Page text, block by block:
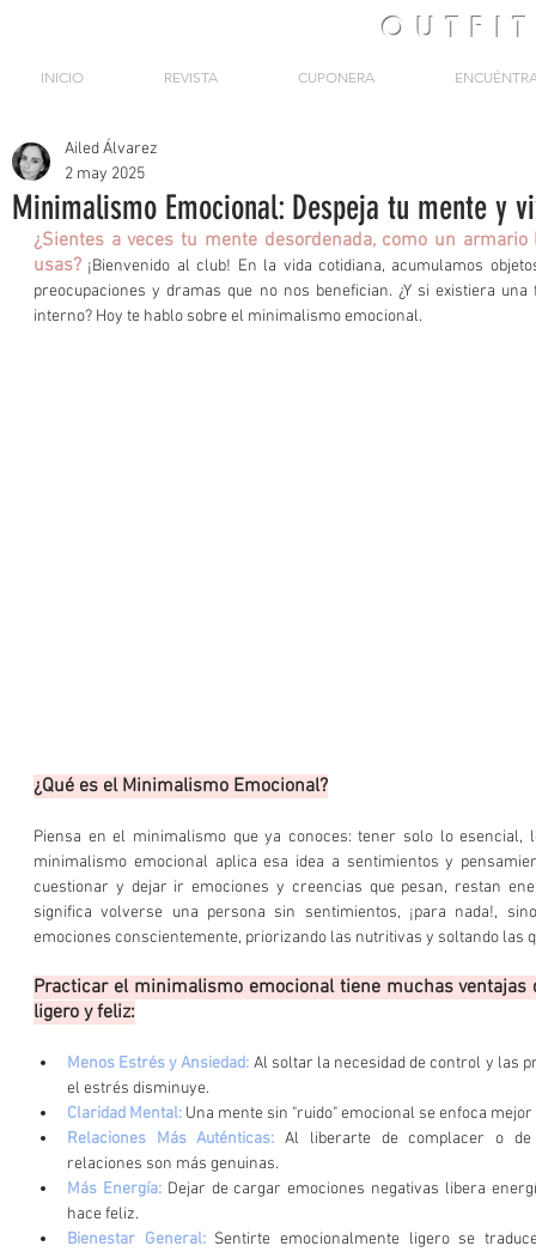
OUTFIT
INICIO REVISTA CUPONERA
Minimalismo Emocional: Despeja tu mente y
Ailed Álvarez
2 may 2025
¿Sientes a veces tu mente desordenada, como un
usas? ¡Bienvenido al club! En la vida cotidiana, acumulamos
preocupaciones y dramas que no nos benefician. ¿Y si existiera
interno? Hoy te hablo sobre el minimalismo emocional.
¿Qué es el Minimalismo Emocional?
Piensa en el minimalismo que ya conoces: tener solo lo esencial,
minimalismo emocional aplica esa idea a sentimientos y
cuestionar y dejar ir emociones y creencias que pesan, restan
significa volverse una persona sin sentimientos, ¡para nada!,
emociones conscientemente, priorizando las nutritivas y soltando las
Practicar el minimalismo emocional tiene muchas
ligero y feliz:
Menos Estrés y Ansiedad: Al soltar la necesidad de control y las
el estrés disminuye.
Claridad Mental: Una mente sin "ruido" emocional se enfoca
Relaciones Más Auténticas: Al liberarte de complacer o de
relaciones son más genuinas.
Más Energía: Dejar de cargar emociones negativas libera
hace feliz.
Bienestar General: Sentirte emocionalmente ligero se